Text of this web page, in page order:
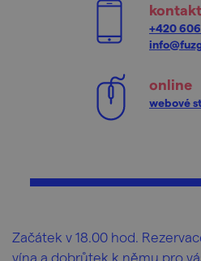
kontakt
+420
online
webové
Začátek v 18.00 hod.
vína a dobrůtek k němu pro